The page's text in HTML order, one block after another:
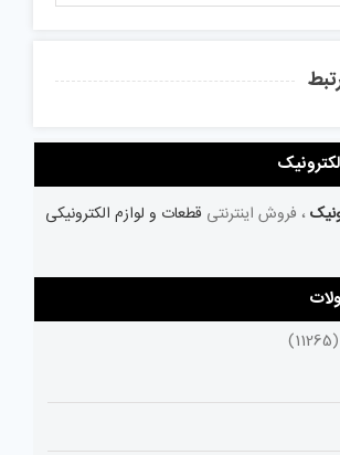
، فروش اینترنتی قطعات و لوازم الکترونیکی
(11265)